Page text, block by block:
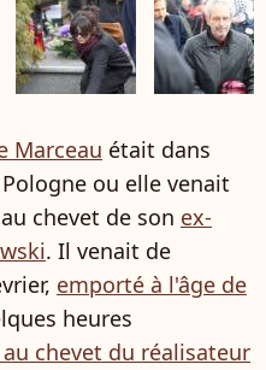
Marceau était dans
ou elle venait
chevet de son ex-
. Il venait de
emporté à l'âge de
heures
chevet du réalisateur